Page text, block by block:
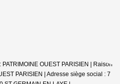
OUEST PARISIEN | Raison
PARISIEN | Adresse siège social : 7